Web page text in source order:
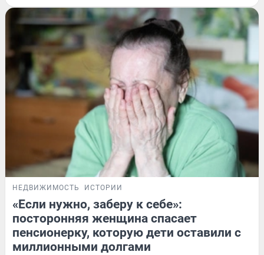
НЕДВИЖИМОСТЬ ИСТОРИИ
«Если нужно, заберу к себе»:
посторонняя женщина спасает
пенсионерку, которую дети оставили с
миллионными долгами